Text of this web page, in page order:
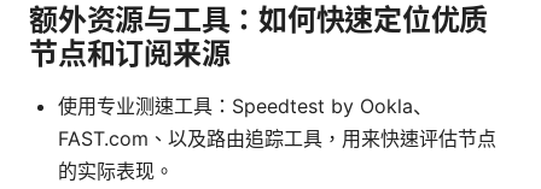
额外资源与工具：如何快速定位优质
节点和订阅来源
使用专业测速工具：Speedtest by Ookla、
FAST.com、以及路由追踪工具，用来快速评估节点
的实际表现。